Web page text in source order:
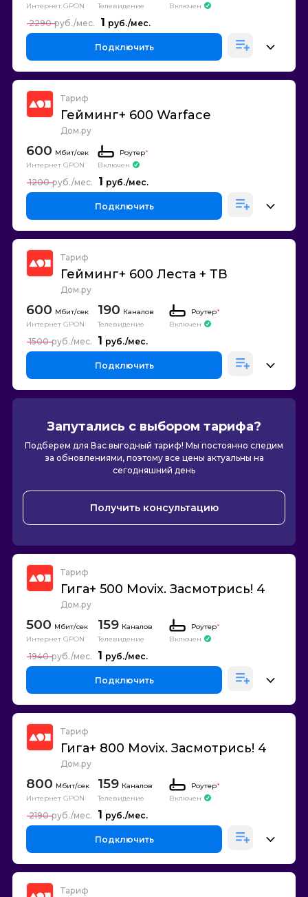
Интернет GPON
Телевидение
Включен
1
2290
Подключить
Тариф
Гейминг+ 600 Warface
Дом.ру
600
Интернет GPON
Роутер*
Включен
1
1200
Подключить
Тариф
Гейминг+ 600 Леста + ТВ
Дом.ру
600
Интернет GPON
190 Каналов
Телевидение
Роутер*
Включен
1
1500
Подключить
Запутались с выбором тарифа?
Подберем для Вас выгодный тариф! Мы постоянно следим
за обновлениями, поэтому все цены актуальны на
сегодняшний день
Получить консультацию
Тариф
Гига+ 500 Movix. Засмотрись! 4
Дом.ру
500
Интернет GPON
159 Каналов
Телевидение
Роутер*
Включен
1
1940
Подключить
Тариф
Гига+ 800 Movix. Засмотрись! 4
Дом.ру
800
Интернет GPON
159 Каналов
Телевидение
Роутер*
Включен
1
2190
Подключить
Тариф